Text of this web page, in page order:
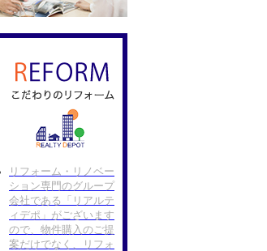
リフォーム・リノベー
ション専門のグループ
会社である「リアルテ
ィデポ」がございます
ので、物件購入のご提
案だけでなく、リフォ